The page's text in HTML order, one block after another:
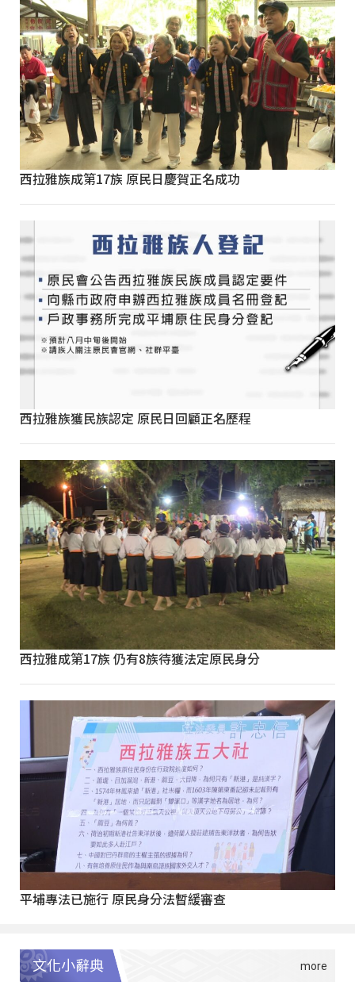
西拉雅族成第17族 原民日慶賀正名成功
西拉雅族獲民族認定 原民日回顧正名歷程
西拉雅成第17族 仍有8族待獲法定原民身分
平埔專法已施行 原民身分法暫緩審查
文化小辭典